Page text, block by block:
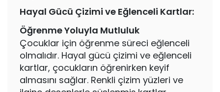
Hayal Gücü Çizimi ve Eğlenceli Kartlar:
Öğrenme Yoluyla Mutluluk
Çocuklar için öğrenme süreci eğlenceli
olmalıdır. Hayal gücü çizimi ve eğlenceli
kartlar, çocukların öğrenirken keyif
almasını sağlar. Renkli çizim yüzleri ve